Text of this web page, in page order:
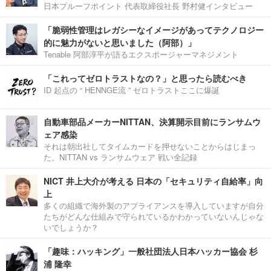
日本プルーフポイント 代表取締役社長 野村健インタビュー
「脆弱性管理はレガシーなイメージがあってテクノロジー
的に魅力がないと思いました（阿部）」
Tenable 阿部淳平が語るエクスポージャーマネジメント
「これってゼロトラストなの？」と思ったら読むべき
ID 起点の “ HENNGE流 ” ゼロトラストここに爆誕
自動車部品メーカーNITTAN、決算開示目前にランサムウ
ェア感染
それは朝出社してタイムカードを押せないことからはじまっ
た。NITTAN vs ランサムウェア 戦い全記録
NICT 井上大介が考える 日本の「セキュリティ自給率」向
上
多くの組織で海外製のアプライアンスを導入していますが自分
たちがどんな仕組みで守られているかわかっていないんじゃな
いでしょうか？
「趣味：ハッキング」一般社団法人日本ハッカー協会 杉
浦 隆幸